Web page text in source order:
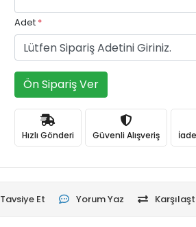
Adet *
Ön Sipariş Ver
Hızlı Gönderi Güvenli Alışveriş
Tavsiye Et Yorum Yaz